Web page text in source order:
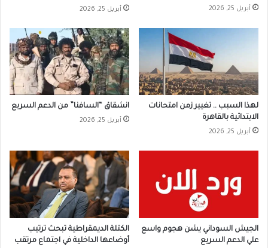
أبريل 25, 2026 أبريل 25, 2026
لهذا السبب .. تغيير زمن امتحانات
الابتدائية بالقاهرة
أبريل 25, 2026
انشقاق “السافنا” من الدعم السريع
أبريل 25, 2026
الجيش السوداني يشن هجوم واسع
علي الدعم السريع
الكتلة الديمقراطية تبحث ترتيب
أوضاعها الداخلية في اجتماع مرتقب